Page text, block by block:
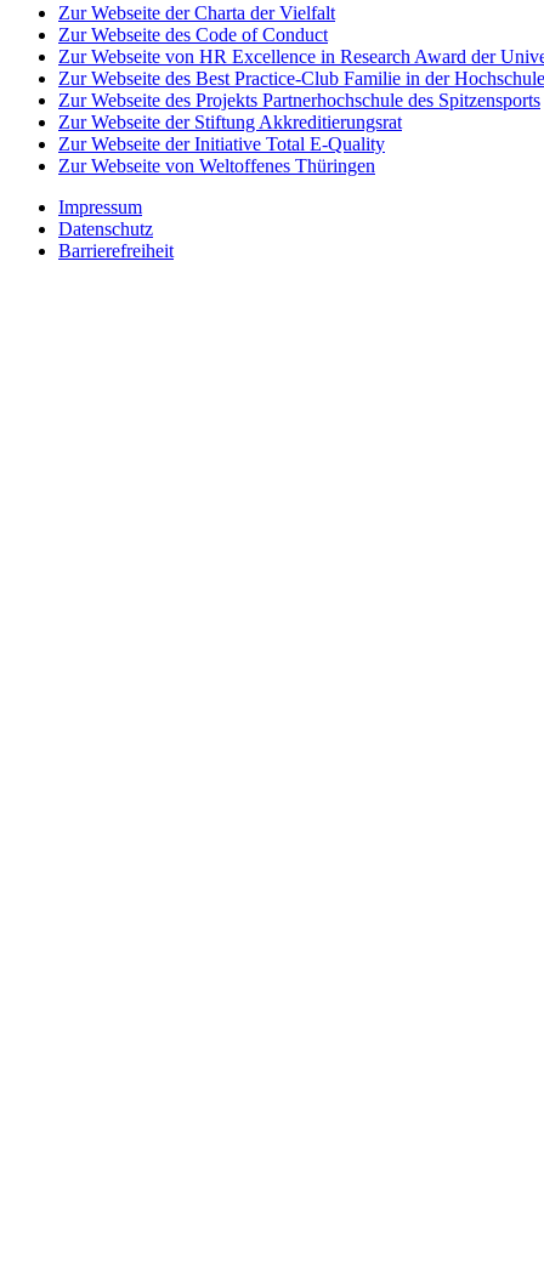
Zur Webseite der Charta der Vielfalt
Zur Webseite des Code of Conduct
Zur Webseite von HR Excellence in Research Award der
Zur Webseite des Best Practice-Club Familie in der Hochschule
Zur Webseite des Projekts Partnerhochschule des Spitzensports
Zur Webseite der Stiftung Akkreditierungsrat
Zur Webseite der Initiative Total E-Quality
Zur Webseite von Weltoffenes Thüringen
Impressum
Datenschutz
Barrierefreiheit